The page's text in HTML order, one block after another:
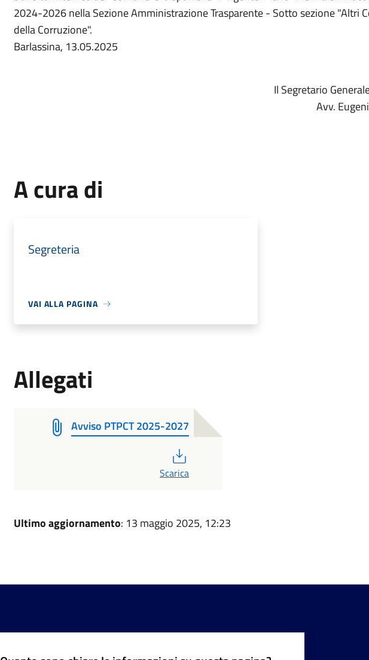
2024-2026 nella Sezione Amministrazione Trasparente - Sotto sezione "Altri
della Corruzione".
Barlassina, 13.05.2025
Il Segretario
Avv.
A cura di
Segreteria
VAI ALLA PAGINA
Allegati
Avviso PTPCT 2025-2027
Scarica
Ultimo aggiornamento: 13 maggio 2025, 12:23